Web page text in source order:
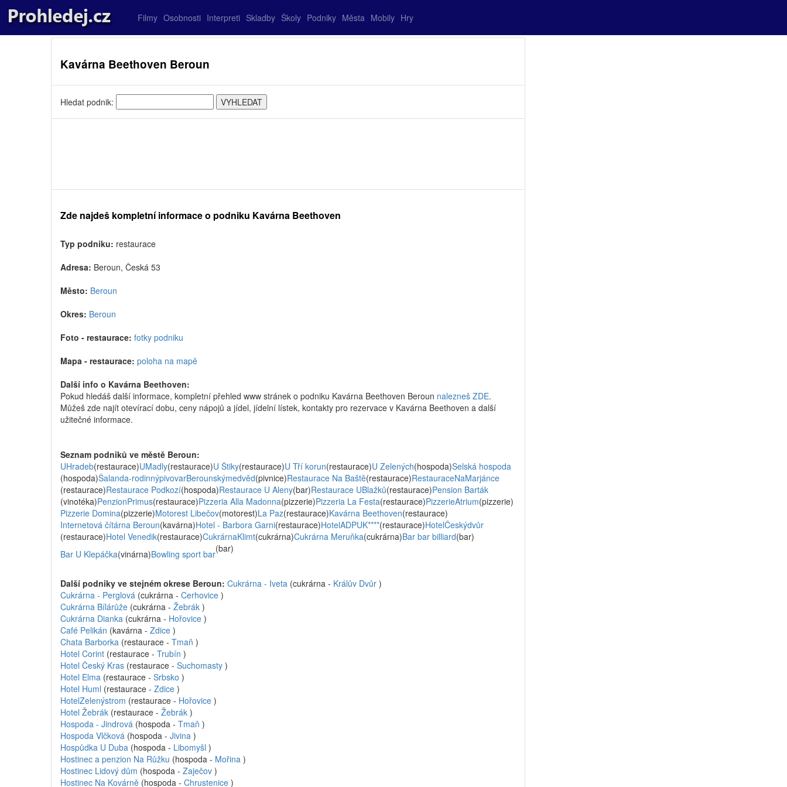
Filmy Osobnosti Interpreti Skladby Školy Podniky Města Mobily Hry
Kavárna Beethoven Beroun
Hledat podnik:
Zde najdeš kompletní informace o podniku Kavárna Beethoven
Typ podniku: restaurace
Adresa: Beroun, Česká 53
Město: Beroun
Okres: Beroun
Foto - restaurace: fotky podniku
Mapa - restaurace: poloha na mapě
Další info o Kavárna Beethoven:
Pokud hledáš další informace, kompletní přehled www stránek o podniku Kavárna Beethoven Beroun nalezneš ZDE.
Můžeš zde najít otevírací dobu, ceny nápojů a jídel, jídelní lístek, kontakty pro rezervace v Kavárna Beethoven a další
užitečné informace.
Seznam podniků ve městě Beroun:
UHradeb(restaurace)UMadly(restaurace)U Štiky(restaurace)U Tří korun(restaurace)U Zelených(hospoda)Selská hospoda
(hospoda)Šalanda-rodinnýpivovarBerounskýmedvěd(pivnice)Restaurace Na Baště(restaurace)RestauraceNaMarjánce
(restaurace)Restaurace Podkozí(hospoda)Restaurace U Aleny(bar)Restaurace UBlažků(restaurace)Pension Barták
(vinotéka)PenzionPrimus(restaurace)Pizzeria Alla Madonna(pizzerie)Pizzeria La Festa(restaurace)PizzerieAtrium(pizzerie)
Pizzerie Domina(pizzerie)Motorest Libečov(motorest)La Paz(restaurace)Kavárna Beethoven(restaurace)
Internetová čítárna Beroun(kavárna)Hotel - Barbora Garni(restaurace)HotelADPUK****(restaurace)HotelČeskýdvůr
(restaurace)Hotel Venedik(restaurace)CukrárnaKlimt(cukrárna)Cukrárna Meruňka(cukrárna)Bar bar billiard(bar)
Bar U Klepáčka(vinárna)Bowling sport bar(bar)
Další podniky ve stejném okrese Beroun: Cukrárna - Iveta (cukrárna - Králův Dvůr )
Cukrárna - Perglová (cukrárna - Cerhovice )
Cukrárna Bílárůže (cukrárna - Žebrák )
Cukrárna Dianka (cukrárna - Hořovice )
Café Pelikán (kavárna - Zdice )
Chata Barborka (restaurace - Tmaň )
Hotel Corint (restaurace - Trubín )
Hotel Český Kras (restaurace - Suchomasty )
Hotel Elma (restaurace - Srbsko )
Hotel Huml (restaurace - Zdice )
HotelZelenýstrom (restaurace - Hořovice )
Hotel Žebrák (restaurace - Žebrák )
Hospoda - Jindrová (hospoda - Tmaň )
Hospoda Vlčková (hospoda - Jivina )
Hospůdka U Duba (hospoda - Libomyšl )
Hostinec a penzion Na Růžku (hospoda - Mořina )
Hostinec Lidový dům (hospoda - Zaječov )
Hostinec Na Kovárně (hospoda - Chrustenice )